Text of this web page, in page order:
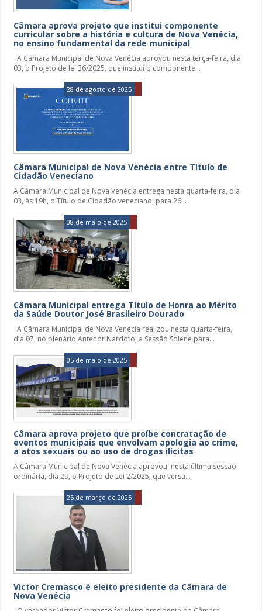
Câmara aprova projeto que institui componente
curricular sobre a história e cultura de Nova Venécia,
no ensino fundamental da rede municipal
A Câmara Municipal de Nova Venécia aprovou nesta terça-feira, dia
03, o Projeto de lei 36/2025, que institui o componente...
28 de agosto de 2025
Câmara Municipal de Nova Venécia entre Título de
Cidadão Veneciano
A Câmara Municipal de Nova Venécia entrega nesta quarta-feira, dia
03, às 19h, o Título de Cidadão veneciano, para 26...
08 de maio de 2025
Câmara Municipal entrega Título de Honra ao Mérito
da Saúde Doutor José Brasileiro Dourado
A Câmara Municipal de Nova Venécia realizou nesta quarta-feira,
dia 07, no plenário Antenor Nardoto, a Sessão Solene para...
05 de maio de 2025
Câmara aprova projeto que proíbe contratação de
eventos municipais que envolvam apologia ao crime,
a atos sexuais ou ao uso de drogas ilícitas
A Câmara Municipal de Nova Venécia aprovou, nesta última sessão
ordinária, dia 29, o Projeto de Lei 2/2025, que versa...
25 de março de 2025
Victor Cremasco é eleito presidente da Câmara de
Nova Venécia